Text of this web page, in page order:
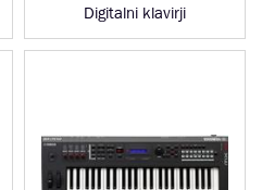
Digitalni klavirji